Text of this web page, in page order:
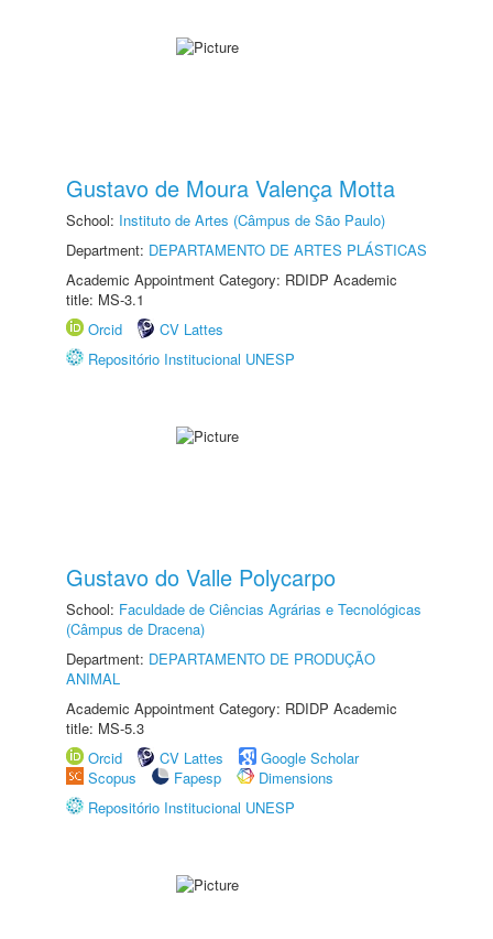
Gustavo de Moura Valença Motta
School: Instituto de Artes (Câmpus de São Paulo)
Department: DEPARTAMENTO DE ARTES PLÁSTICAS
Academic Appointment Category: RDIDP Academic
title: MS-3.1
Orcid
CV Lattes
Repositório Institucional UNESP
Gustavo do Valle Polycarpo
School: Faculdade de Ciências Agrárias e Tecnológicas
(Câmpus de Dracena)
Department: DEPARTAMENTO DE PRODUÇÃO
ANIMAL
Academic Appointment Category: RDIDP Academic
title: MS-5.3
Orcid
CV Lattes
Google Scholar
Scopus
Fapesp
Dimensions
Repositório Institucional UNESP